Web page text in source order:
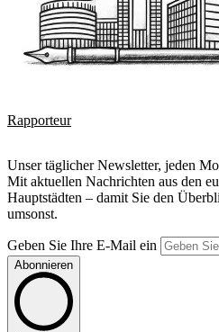
Rapporteur
Unser täglicher Newsletter, jeden
Mit aktuellen Nachrichten aus den
Hauptstädten – damit Sie den
umsonst.
Geben Sie Ihre E-Mail ein
Abonnieren